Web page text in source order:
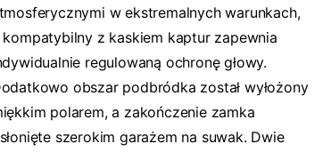
w ekstremalnych warunkach,
kompatybilny z kaskiem kaptur zapewnia
regulowaną ochronę głowy.
obszar podbródka został wyłożony
polarem, a zakończenie zamka
szerokim garażem na suwak. Dwie